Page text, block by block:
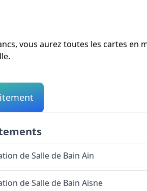
vous aurez toutes les cartes
de Salle de Bain Ain
de Salle de Bain Aisne